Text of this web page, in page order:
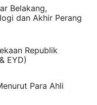
Belakang,
dan Akhir Perang
Republik
EYD)
Para Ahli